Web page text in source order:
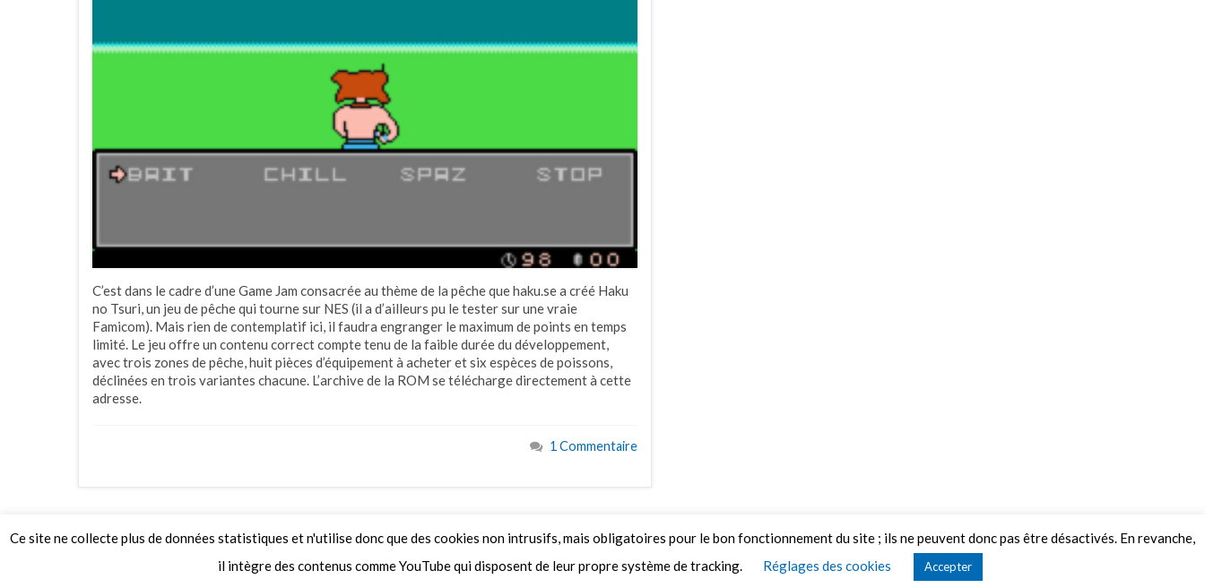
C’est dans le cadre d’une Game Jam consacrée au thème de la pêche que haku.se a créé Haku
no Tsuri, un jeu de pêche qui tourne sur NES (il a d’ailleurs pu le tester sur une vraie
Famicom). Mais rien de contemplatif ici, il faudra engranger le maximum de points en temps
limité. Le jeu offre un contenu correct compte tenu de la faible durée du développement,
avec trois zones de pêche, huit pièces d’équipement à acheter et six espèces de poissons,
déclinées en trois variantes chacune. L’archive de la ROM se télécharge directement à cette
adresse.
1 Commentaire
Ce site ne collecte plus de données statistiques et n'utilise donc que des cookies non intrusifs, mais obligatoires pour le bon fonctionnement du site ; ils ne peuvent donc pas être désactivés. En revanche,
il intègre des contenus comme YouTube qui disposent de leur propre système de tracking.
Réglages des cookies Accepter